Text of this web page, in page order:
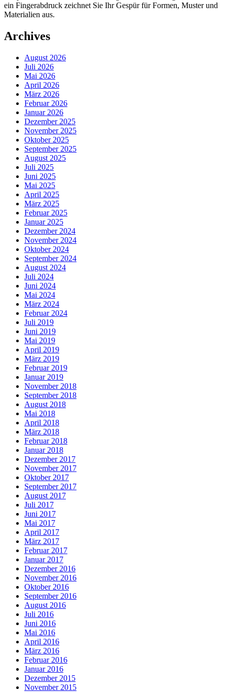
ein Fingerabdruck zeichnet Sie Ihr Gespür für Formen, Muster und
Materialien aus.
Archives
August 2026
Juli 2026
Mai 2026
April 2026
März 2026
Februar 2026
Januar 2026
Dezember 2025
November 2025
Oktober 2025
September 2025
August 2025
Juli 2025
Juni 2025
Mai 2025
April 2025
März 2025
Februar 2025
Januar 2025
Dezember 2024
November 2024
Oktober 2024
September 2024
August 2024
Juli 2024
Juni 2024
Mai 2024
März 2024
Februar 2024
Juli 2019
Juni 2019
Mai 2019
April 2019
März 2019
Februar 2019
Januar 2019
November 2018
September 2018
August 2018
Mai 2018
April 2018
März 2018
Februar 2018
Januar 2018
Dezember 2017
November 2017
Oktober 2017
September 2017
August 2017
Juli 2017
Juni 2017
Mai 2017
April 2017
März 2017
Februar 2017
Januar 2017
Dezember 2016
November 2016
Oktober 2016
September 2016
August 2016
Juli 2016
Juni 2016
Mai 2016
April 2016
März 2016
Februar 2016
Januar 2016
Dezember 2015
November 2015